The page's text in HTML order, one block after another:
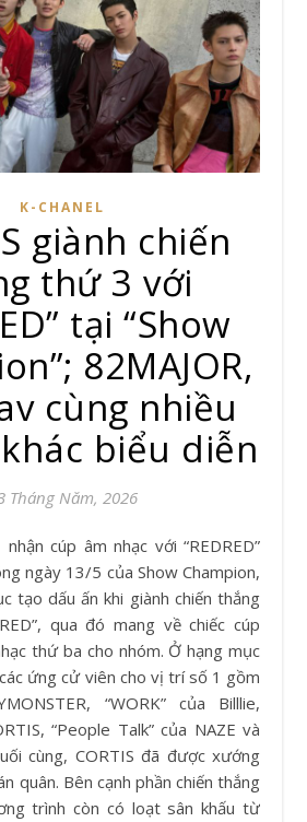
K-CHANEL
giành chiến
thứ 3 với
tại “Show
82MAJOR,
cùng nhiều
biểu diễn
Tháng Năm, 2026
ngày 13/5 của Show Champion,
tạo dấu ấn khi giành chiến thắng
qua đó mang về chiếc cúp
thứ ba cho nhóm. Ở hạng mục
ứng cử viên cho vị trí số 1 gồm
“WORK” của Billlie,
“People Talk” của NAZE và
cùng, CORTIS đã được xướng
quân. Bên cạnh phần chiến thắng
trình còn có loạt sân khấu từ